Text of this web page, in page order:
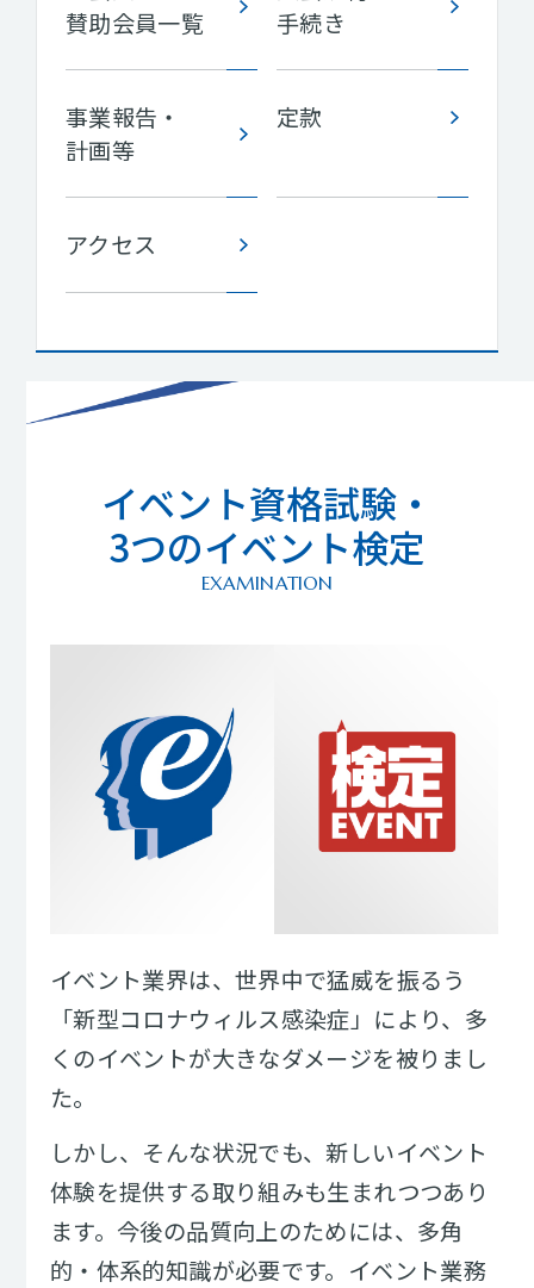
賛助会員一覧
手続き
事業報告・
計画等
定款
アクセス
イベント資格試験・
3つのイベント検定
EXAMINATION
イベント業界は、世界中で猛威を振るう
「新型コロナウィルス感染症」により、多
くのイベントが大きなダメージを被りまし
た。
しかし、そんな状況でも、新しいイベント
体験を提供する取り組みも生まれつつあり
ます。今後の品質向上のためには、多角
的・体系的知識が必要です。イベント業務